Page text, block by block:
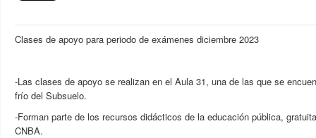
Clases de apoyo para periodo de exámenes diciembre 2023
-Las clases de apoyo se realizan en el Aula 31, una de las que se
frío del Subsuelo.
-Forman parte de los recursos didácticos de la educación pública,
CNBA.